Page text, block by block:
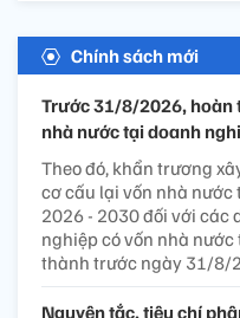
Chính sách mới
Trước 31/8/2026, hoàn
nhà nước tại doanh
Theo đó, khẩn trương
cơ cấu lại vốn nhà
2026 - 2030 đối với các
nghiệp có vốn nhà
thành trước ngày 31/8/
Nguyên tắc, tiêu chí